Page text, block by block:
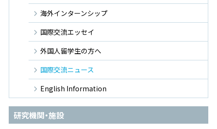
海外インターンシップ
国際交流エッセイ
外国人留学生の方へ
国際交流ニュース
English Information
研究機関・施設